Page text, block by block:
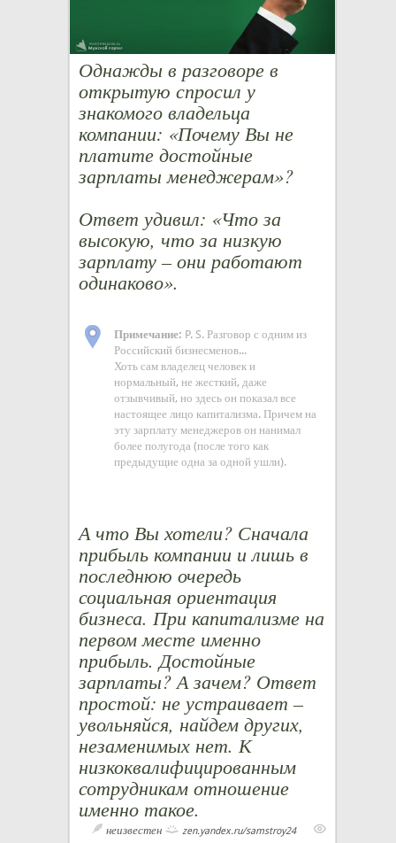
Однажды в разговоре в
открытую спросил у
знакомого владельца
компании: «Почему Вы не
платите достойные
зарплаты менеджерам»?
Ответ удивил: «Что за
высокую, что за низкую
зарплату – они работают
одинаково».
Примечание: P. S. Разговор с одним из
Российский бизнесменов...
Хоть сам владелец человек и
нормальный, не жесткий, даже
отзывчивый, но здесь он показал все
настоящее лицо капитализма. Причем на
эту зарплату менеджеров он нанимал
более полугода (после того как
предыдущие одна за одной ушли).
А что Вы хотели? Сначала
прибыль компании и лишь в
последнюю очередь
социальная ориентация
бизнеса. При капитализме на
первом месте именно
прибыль. Достойные
зарплаты? А зачем? Ответ
простой: не устраивает –
увольняйся, найдем других,
незаменимых нет. К
низкоквалифицированным
сотрудникам отношение
именно такое.
неизвестен zen.yandex.ru/samstroy24